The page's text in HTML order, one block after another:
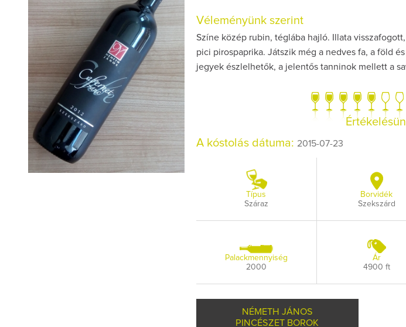
Véleményünk szerint
Színe közép rubin, téglába hajló. Illata
pici pirospaprika. Játszik még a nedves fa, a föld
jegyek észlelhetők, a jelentős tanninok mellett a
A kóstolás dátuma: 2015-07-23
Típus
Száraz
Borvidék
Szekszárd
Palackmennyiség
2000
Ár
4900 ft
NÉMETH JÁNOS
PINCÉSZET BOROK